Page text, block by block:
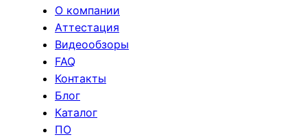
О компании
Аттестация
Видеообзоры
FAQ
Контакты
Блог
Каталог
ПО